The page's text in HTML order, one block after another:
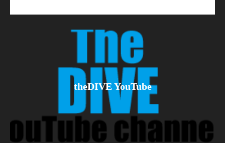
theDIVE YouTube